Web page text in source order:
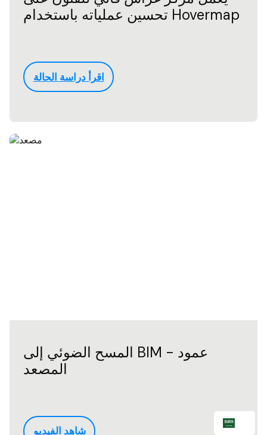
تحسين عملياته باستخدام Hovermap
اقرأ دراسة الحالة
المسح الضوئي إلى BIM - عمود
المصعد
شاهد الفيديو